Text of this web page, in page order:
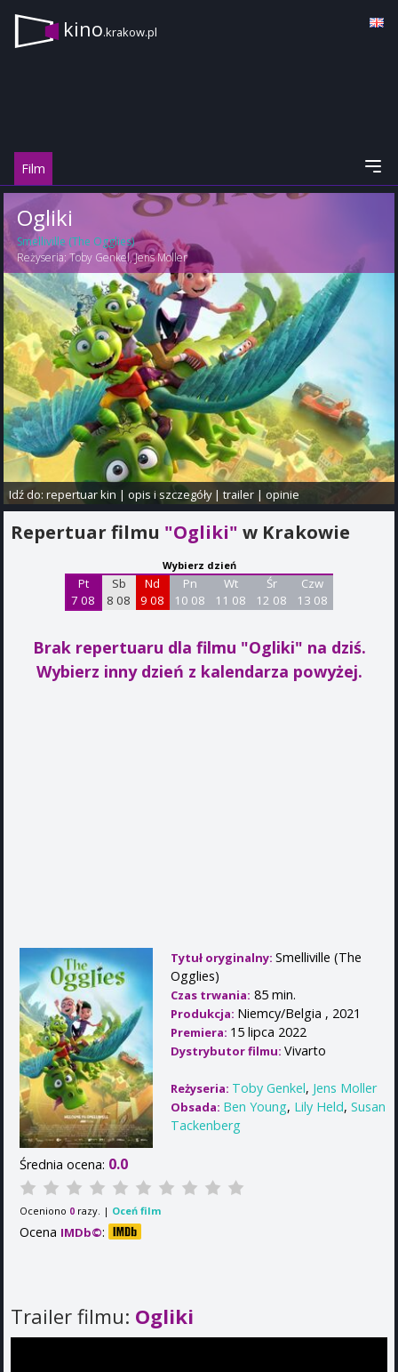
kino.krakow.pl
Film
Ogliki
Smelliville (The Ogglies)
Reżyseria:Toby Genkel,Jens Moller
Idź do:repertuar kin |opis i szczegóły|trailer |opinie
Repertuar filmu "Ogliki" w Krakowie
Wybierz dzień
Pt
7 08
Sb
8 08
Nd
9 08
Pn
10 08
Wt
11 08
Śr
12 08
Czw
13 08
Brak repertuaru dla filmu "Ogliki" na dziś.
Wybierz inny dzień z kalendarza powyżej.
Tytuł oryginalny: Smelliville (The
Ogglies)
Czas trwania: 85 min.
Produkcja: Niemcy/Belgia , 2021
Premiera: 15 lipca 2022
Dystrybutor filmu: Vivarto
Reżyseria: Toby Genkel, Jens Moller
Obsada: Ben Young, Lily Held, Susan
Tackenberg
Średnia ocena: 0.0
Oceniono 0 razy. | Oceń film
Ocena IMDb©:
Trailer filmu: Ogliki